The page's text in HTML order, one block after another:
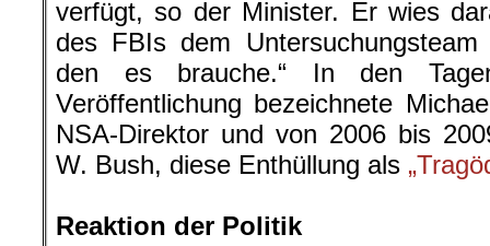
verfügt, so der Minister. Er wies
des FBIs dem
den es brauche.“ In den
Veröffentlichung bezeichnete
NSA-Direktor und von 2006 bis
W. Bush, diese Enthüllung als
Reaktion der Politik